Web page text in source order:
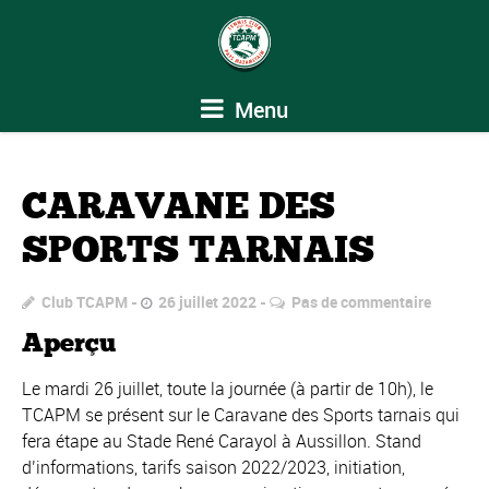
Menu
CARAVANE DES
SPORTS TARNAIS
Club TCAPM 26 juillet 2022 Pas de commentaire
Aperçu
Le mardi 26 juillet, toute la journée (à partir de 10h), le
TCAPM se présent sur le Caravane des Sports tarnais qui
fera étape au Stade René Carayol à Aussillon. Stand
d’informations, tarifs saison 2022/2023, initiation,